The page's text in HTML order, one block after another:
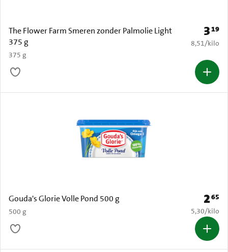
The Flower Farm Smeren zonder Palmolie Light
375 g
375 g
Prijs:
319
€ 8,51 per
8,51/kilo
Gouda's Glorie Volle Pond 500 g
500 g
Prijs:
265
€ 5,30 per
5,30/kilo